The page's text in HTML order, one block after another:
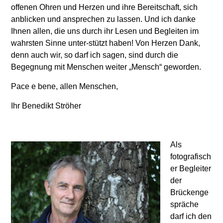
offenen Ohren und Herzen und ihre Bereitschaft, sich
anblicken und ansprechen zu lassen. Und ich danke
Ihnen allen, die uns durch ihr Lesen und Begleiten im
wahrsten Sinne unter-stützt haben! Von Herzen Dank,
denn auch wir, so darf ich sagen, sind durch die
Begegnung mit Menschen weiter „Mensch“ geworden.
Pace e bene, allen Menschen,
Ihr Benedikt Ströher
Als
fotografisch
er Begleiter
der
Brückenge
spräche
darf ich den